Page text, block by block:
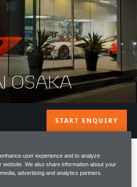
OSAKA
START ENQUIRY
McLAREN
user experience and to analyze
website. We also share information about your
advertising and analytics partners.